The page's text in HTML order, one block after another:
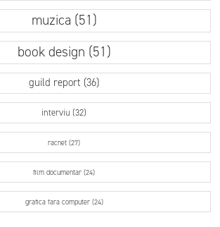
muzica (51)
book design (51)
guild report (36)
interviu (32)
racnet (27)
film documentar (24)
grafica fara computer (24)